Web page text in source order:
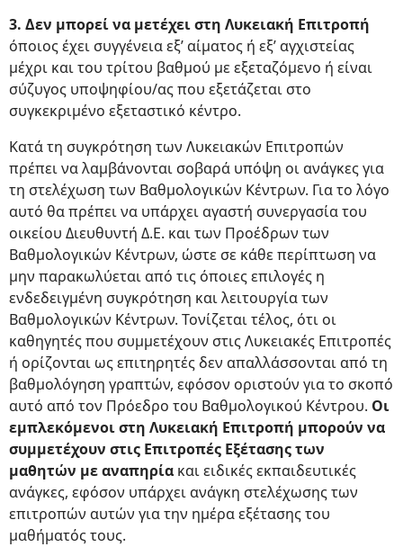
3. Δεν μπορεί να μετέχει στη Λυκειακή Επιτροπή
όποιος έχει συγγένεια εξ’ αίματος ή εξ’ αγχιστείας
μέχρι και του τρίτου βαθμού με εξεταζόμενο ή είναι
σύζυγος υποψηφίου/ας που εξετάζεται στο
συγκεκριμένο εξεταστικό κέντρο.
Κατά τη συγκρότηση των Λυκειακών Επιτροπών
πρέπει να λαμβάνονται σοβαρά υπόψη οι ανάγκες για
τη στελέχωση των Βαθμολογικών Κέντρων. Για το λόγο
αυτό θα πρέπει να υπάρχει αγαστή συνεργασία του
οικείου Διευθυντή Δ.Ε. και των Προέδρων των
Βαθμολογικών Κέντρων, ώστε σε κάθε περίπτωση να
μην παρακωλύεται από τις όποιες επιλογές η
ενδεδειγμένη συγκρότηση και λειτουργία των
Βαθμολογικών Κέντρων. Τονίζεται τέλος, ότι οι
καθηγητές που συμμετέχουν στις Λυκειακές Επιτροπές
ή ορίζονται ως επιτηρητές δεν απαλλάσσονται από τη
βαθμολόγηση γραπτών, εφόσον οριστούν για το σκοπό
αυτό από τον Πρόεδρο του Βαθμολογικού Κέντρου. Οι
εμπλεκόμενοι στη Λυκειακή Επιτροπή μπορούν να
συμμετέχουν στις Επιτροπές Εξέτασης των
μαθητών με αναπηρία και ειδικές εκπαιδευτικές
ανάγκες, εφόσον υπάρχει ανάγκη στελέχωσης των
επιτροπών αυτών για την ημέρα εξέτασης του
μαθήματός τους.